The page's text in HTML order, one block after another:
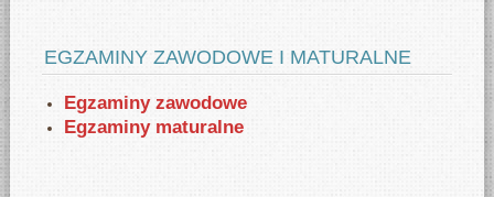
EGZAMINY ZAWODOWE I MATURALNE
Egzaminy zawodowe
Egzaminy maturalne